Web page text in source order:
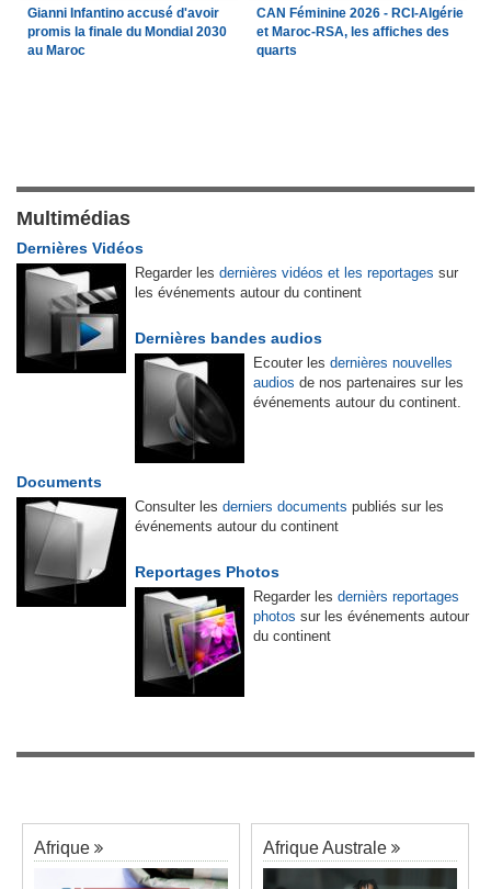
Gianni Infantino accusé d'avoir
promis la finale du Mondial 2030
au Maroc
CAN Féminine 2026 - RCI-Algérie
et Maroc-RSA, les affiches des
quarts
Multimédias
Dernières Vidéos
Regarder les dernières vidéos et les reportages sur
les événements autour du continent
Dernières bandes audios
Ecouter les dernières nouvelles
audios de nos partenaires sur les
événements autour du continent.
Documents
Consulter les derniers documents publiés sur les
événements autour du continent
Reportages Photos
Regarder les dernièrs reportages
photos sur les événements autour
du continent
Afrique Afrique Australe